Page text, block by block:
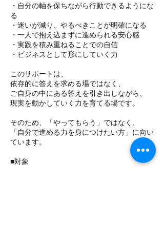
・自分の軸を保ちながら行動できるようにな
る
・迷いが減り、やるべきことが明確になる
・一人で抱え込まずに進められる安心感
・実践を積み重ねることでの自信
・ビジネスとして形にしていく力
このサポートは、
依存的に答えを求める場ではなく、
ご自身の中にある答えを引き出しながら、
現実を動かしていく力を育てる場です。
そのため、「やってもらう」ではなく、
「自分で進める力を身につけたい方」に向い
ています。
■対象